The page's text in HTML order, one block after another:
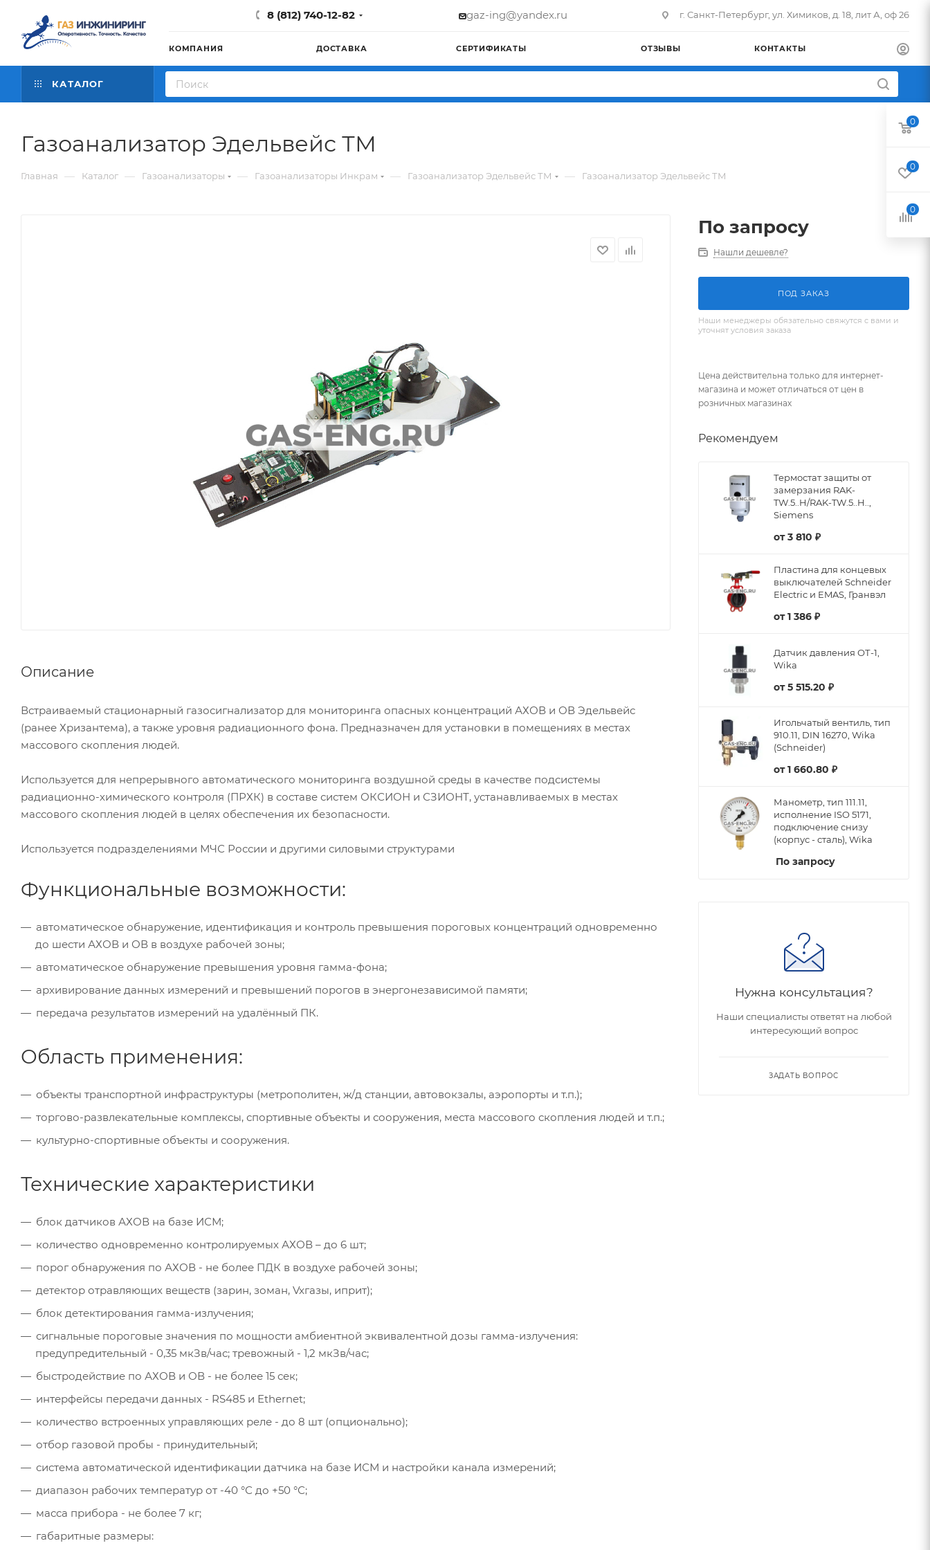
8 (812) 740-12-82 gaz-ing@yandex.ru г. Санкт-Петербург, ул. Химиков, д. 18, лит А, оф 26
КОМПАНИЯ ДОСТАВКА СЕРТИФИКАТЫ ОТЗЫВЫ КОНТАКТЫ
КАТАЛОГ
Газоанализатор Эдельвейс ТМ
Главная — Каталог — Газоанализаторы — Газоанализаторы Инкрам — Газоанализатор Эдельвейс ТМ — Газоанализатор Эдельвейс ТМ
Описание
Встраиваемый стационарный газосигнализатор для мониторинга опасных концентраций АХОВ и ОВ Эдельвейс
(ранее Хризантема), а также уровня радиационного фона. Предназначен для установки в помещениях в местах
массового скопления людей.
Используется для непрерывного автоматического мониторинга воздушной среды в качестве подсистемы
радиационно-­химического контроля (ПРХК) в составе систем ОКСИОН и СЗИОНТ, устанавливаемых в местах
массового скопления людей в целях обеспечения их безопасности.
Используется подразделениями МЧС России и другими силовыми структурами
Функциональные возможности:
автоматическое обнаружение, идентификация и контроль превышения пороговых концентраций одновременно
до шести АХОВ и ОВ в воздухе рабочей зоны;
автоматическое обнаружение превышения уровня гамма-­фона;
архивирование данных измерений и превышений порогов в энергонезависимой памяти;
передача результатов измерений на удалённый ПК.
Область применения:
объекты транспортной инфраструктуры (метрополитен, ж/д станции, автовокзалы, аэропорты и т.п.);
торгово-­развлекательные комплексы, спортивные объекты и сооружения, места массового скопления людей и т.п.;
культурно­-спортивные объекты и сооружения.
Технические характеристики
блок датчиков АХОВ на базе ИСМ;
количество одновременно контролируемых АХОВ – до 6 шт;
порог обнаружения по АХОВ - не более ПДК в воздухе рабочей зоны;
детектор отравляющих веществ (зарин, зоман, Vx­газы, иприт);
блок детектирования гамма­-излучения;
сигнальные пороговые значения по мощности амбиентной эквивалентной дозы гамма­-излучения:
предупредительный - 0,35 мкЗв/час; тревожный - 1,2 мкЗв/час;
быстродействие по АХОВ и ОВ - не более 15 сек;
интерфейсы передачи данных - RS485 и Ethernet;
количество встроенных управляющих реле - до 8 шт (опционально);
отбор газовой пробы - принудительный;
система автоматической идентификации датчика на базе ИСМ и настройки канала измерений;
диапазон рабочих температур от -­40 °С до +50 °С;
масса прибора - не более 7 кг;
габаритные размеры:
По запросу
Нашли дешевле?
ПОД ЗАКАЗ
Наши менеджеры обязательно свяжутся с вами и
уточнят условия заказа
Цена действительна только для интернет-
магазина и может отличаться от цен в
розничных магазинах
Рекомендуем
Термостат защиты от
замерзания RAK-
TW.5..H/RAK-TW.5..H..,
Siemens
от3 810 ₽
Пластина для концевых
выключателей Schneider
Electric и EMAS, Гранвэл
от1 386 ₽
Датчик давления ОТ-1,
Wika
от5 515.20 ₽
Игольчатый вентиль, тип
910.11, DIN 16270, Wika
(Schneider)
от1 660.80 ₽
Манометр, тип 111.11,
исполнение ISO 5171,
подключение снизу
(корпус - сталь), Wika
По запросу
Нужна консультация?
Наши специалисты ответят на любой
интересующий вопрос
ЗАДАТЬ ВОПРОС
0
0
0